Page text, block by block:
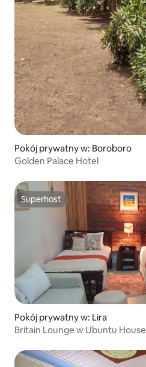
Pokój prywatny w: Boroboro
Golden Palace Hotel
Superhost
Superhost
Pokój prywatny w: Lira
Britain Lounge w Ubuntu House